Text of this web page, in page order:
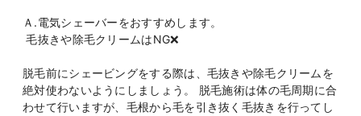
Ａ.電気シェーバーをおすすめします。
毛抜きや除毛クリームはNG❌
脱毛前にシェービングをする際は、毛抜きや除毛クリームを
絶対使わないようにしましょう。 脱毛施術は体の毛周期に合
わせて行いますが、毛根から毛を引き抜く毛抜きを行ってし